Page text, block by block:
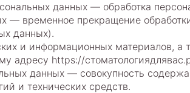
данных — обработка
— временное прекращение
данных).
и информационных материалов,
адресу https://
данных — совокупность
и технических средств.